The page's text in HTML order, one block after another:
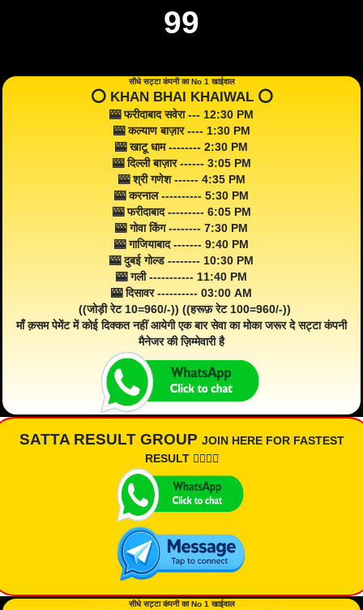
99
सीधे सट्टा कंपनी का No 1 खाईवाल
⭕️ KHAN BHAI KHAIWAL ⭕️
🎰 फरीदाबाद सवेरा --- 12:30 PM
🎰 कल्याण बाज़ार ---- 1:30 PM
🎰 खाटू धाम -------- 2:30 PM
🎰 दिल्ली बाज़ार ------ 3:05 PM
🎰 श्री गणेश ------ 4:35 PM
🎰 करनाल ---------- 5:30 PM
🎰 फरीदाबाद --------- 6:05 PM
🎰 गोवा किंग -------- 7:30 PM
🎰 गाजियाबाद ------- 9:40 PM
🎰 दुबई गोल्ड -------- 10:30 PM
🎰 गली ----------- 11:40 PM
🎰 दिसावर ---------- 03:00 AM
((जोड़ी रेट 10=960/-)) ((हरूफ़ रेट 100=960/-))
माँ क़सम पेमेंट में कोई दिक्कत नहीं आयेगी एक बार सेवा का मोका जरूर दे सट्टा कंपनी
मैनेजर की ज़िम्मेवारी है
SATTA RESULT GROUP JOIN HERE FOR FASTEST
RESULT 👇🏾👇🏾
सीधे सट्टा कंपनी का No 1 खाईवाल